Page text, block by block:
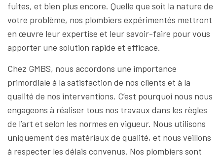
fuites, et bien plus encore. Quelle que soit la nature de
votre problème, nos plombiers expérimentés mettront
en œuvre leur expertise et leur savoir-faire pour vous
apporter une solution rapide et efficace.
Chez GMBS, nous accordons une importance
primordiale à la satisfaction de nos clients et à la
qualité de nos interventions. C’est pourquoi nous nous
engageons à réaliser tous nos travaux dans les règles
de l’art et selon les normes en vigueur. Nous utilisons
uniquement des matériaux de qualité, et nous veillons
à respecter les délais convenus. Nos plombiers sont